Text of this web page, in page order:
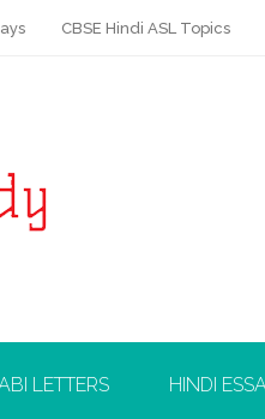
CBSE Hindi ASL Topics
LETTERS HINDI